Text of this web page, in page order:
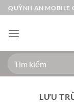
Bỏ
qua
nội
QUỲNH AN MOBILE
Tìm
kiếm:
LƯU